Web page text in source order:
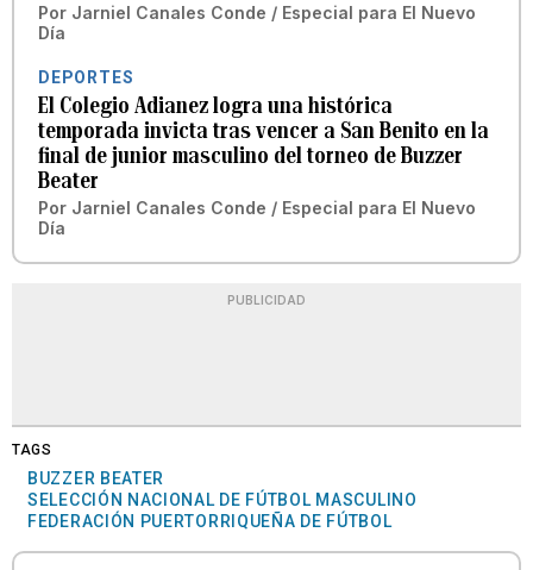
Por Jarniel Canales Conde / Especial para El Nuevo
Día
DEPORTES
El Colegio Adianez logra una histórica
temporada invicta tras vencer a San Benito en la
final de junior masculino del torneo de Buzzer
Beater
Por Jarniel Canales Conde / Especial para El Nuevo
Día
PUBLICIDAD
TAGS
BUZZER BEATER
SELECCIÓN NACIONAL DE FÚTBOL MASCULINO
FEDERACIÓN PUERTORRIQUEÑA DE FÚTBOL